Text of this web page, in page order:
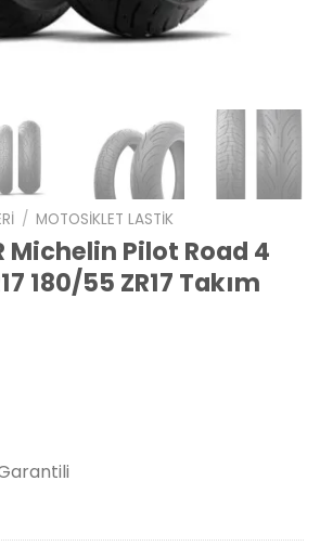
/ MOTOSIKLET LASTIK
Michelin Pilot Road 4
180/55 ZR17 Takım